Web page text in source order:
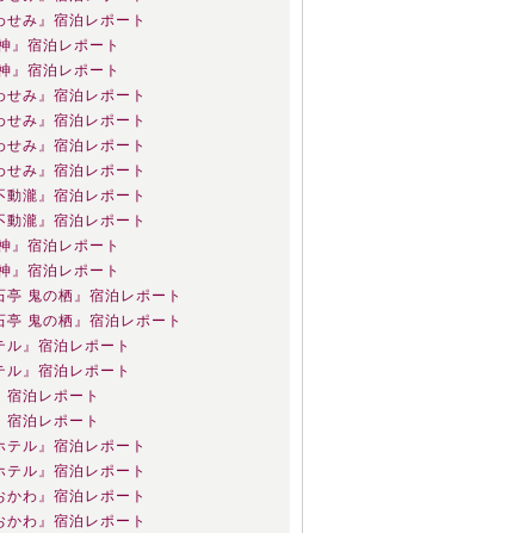
せみ』宿泊レポート
』宿泊レポート
』宿泊レポート
せみ』宿泊レポート
せみ』宿泊レポート
せみ』宿泊レポート
せみ』宿泊レポート
動瀧』宿泊レポート
動瀧』宿泊レポート
』宿泊レポート
』宿泊レポート
亭 鬼の栖』宿泊レポート
亭 鬼の栖』宿泊レポート
ル』宿泊レポート
ル』宿泊レポート
宿泊レポート
宿泊レポート
テル』宿泊レポート
テル』宿泊レポート
かわ』宿泊レポート
かわ』宿泊レポート